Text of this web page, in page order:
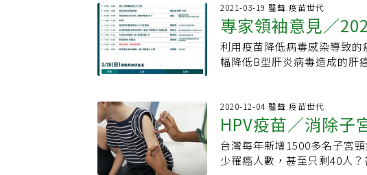
貼文詢問「所以各位，你是拉
當慚愧，拉低了平均值」。
診所院長馬博榮表示，就預
單純，才是好事，也是對另
報告則證實，只要有過親密接
半。如果為單一性伴侶，感
染HPV的風險則高達9成。如
貼近事實，國人平均擁有6.6
表示，伴侶雙方均應接種
危險群族，進行甲型胎兒蛋白
癌症微創介入中心主任黃凱
腫瘤指標，台灣最近才將
法提供清晰影像，容易錯失
影劑，利用MRI檢查有機會發
現在可利用軟體模擬虛擬實境
癌細胞，讓治療靠科學，並非
口長庚醫院副院長賴瓊慧指
達9成；子宮頸抺片或HPV檢
2021-03-19 醫聲.疫苗世代
專家領袖意見／
疫苗
利用疫苗降低病毒感染導致
幅降低B型肝炎病毒造成的肝
感染男女生的下生殖道，因此
是100%的致病因子、陰道癌
口咽癌70%。2001年HPV疫
市，目前政府也提供國一女
18型引起的子宮頸癌，保護
2020-12-04 醫聲.疫苗世代
HPV疫苗／消除子
種公費HPV疫
台灣每年新增1500多名子宮
少罹癌人數，甚至只剩40人